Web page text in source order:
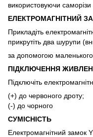
використовуючи саморізи
ЕЛЕКТРОМАГНІТНИЙ
Прикладіть
прикрутіть два шурупи
за допомогою
ПІДКЛЮЧЕННЯ
Підключіть
(+) до червоного дроту;
(-) до чорного
СУМІСНІСТЬ
Електромагнітний замок